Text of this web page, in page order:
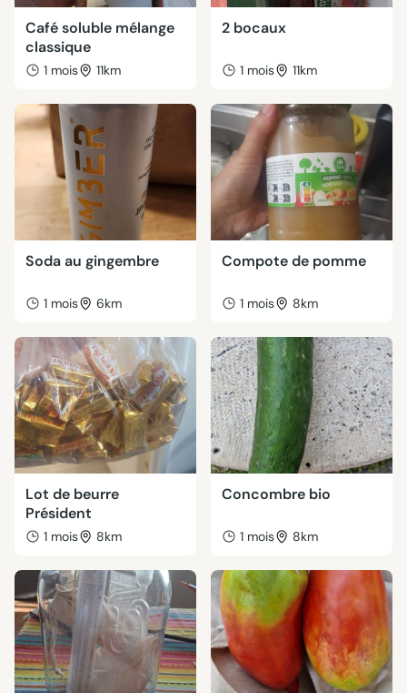
Café soluble mélange
classique
1 mois 11km
2 bocaux
1 mois 11km
Soda au gingembre
1 mois 6km
Compote de pomme
1 mois 8km
Lot de beurre
Président
1 mois 8km
Concombre bio
1 mois 8km